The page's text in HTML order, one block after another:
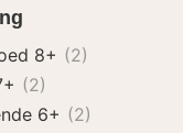
8+ (2)
(2)
6+ (2)